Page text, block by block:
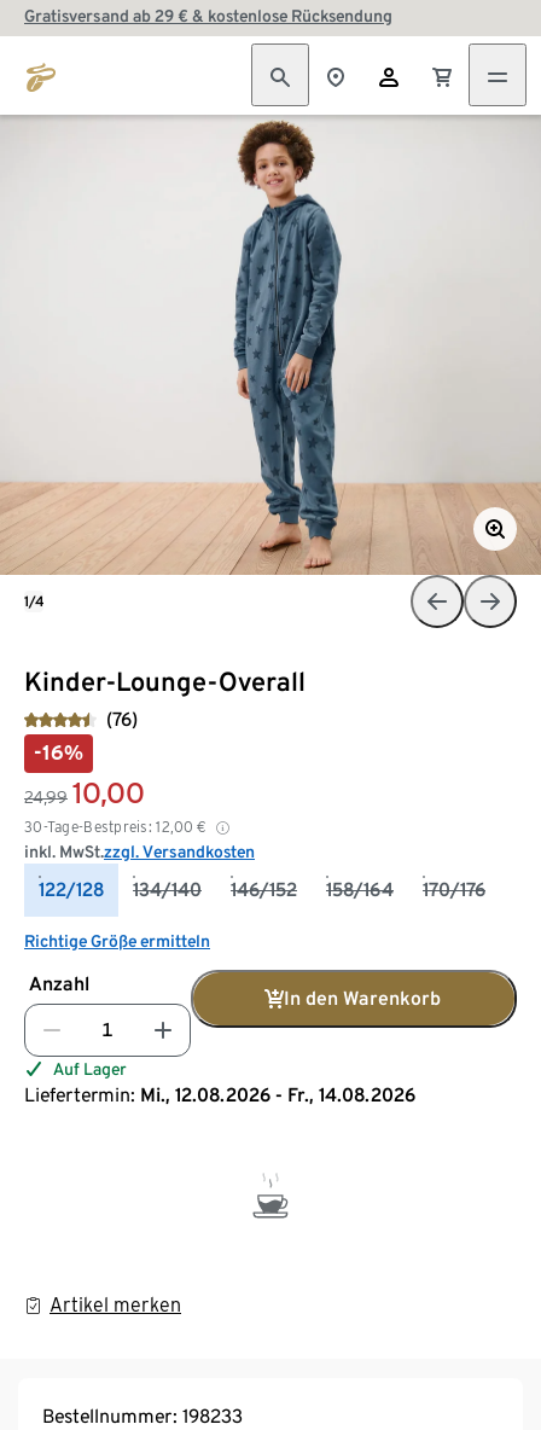
Gratisversand ab 29 € & kostenlose Rücksendung
Kinder-Lounge-Overall
(76)
-16%
24,99 10,00
30-Tage-Bestpreis: 12,00 €
inkl. MwSt.zzgl. Versandkosten
122/128 134/140 146/152 158/164 170/176
Richtige Größe ermitteln
Anzahl
In den Warenkorb
Auf Lager
Liefertermin: Mi., 12.08.2026 - Fr., 14.08.2026
Artikel merken
1/4
Bestellnummer: 198233